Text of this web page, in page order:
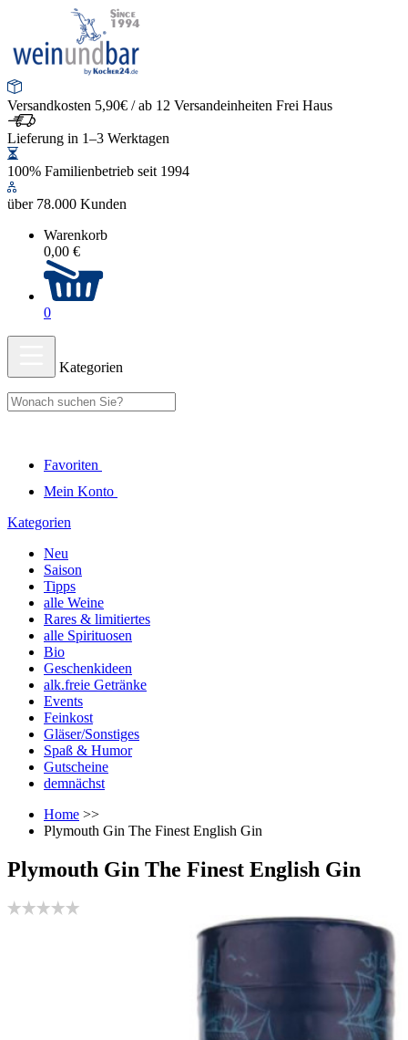
Versandkosten 5,90€ / ab 12 Versandeinheiten Frei Haus
Lieferung in 1–3 Werktagen
100% Familienbetrieb seit 1994
über 78.000 Kunden
Warenkorb
0,00 €
0
Kategorien
Favoriten
Mein Konto
Kategorien
Neu
Saison
Tipps
alle Weine
Rares & limitiertes
alle Spirituosen
Bio
Geschenkideen
alk.freie Getränke
Events
Feinkost
Gläser/Sonstiges
Spaß & Humor
Gutscheine
demnächst
Home >>
Plymouth Gin The Finest English Gin
Plymouth Gin The Finest English Gin